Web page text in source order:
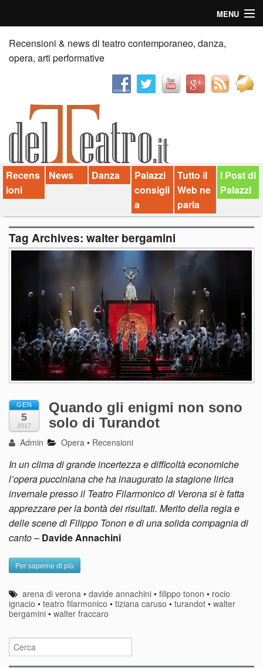
MENU
Home
Recensioni
News
Palazzi consiglia
Video
Chi siamo
Contatti
dT in English
Recensioni & news di teatro contemporaneo, danza,
opera, arti performative
Recens
ioni
News Danza
Palazzi
consigli
a
Tutto il
Web ne
parla
I Post di
Palazzi
Tag Archives: walter bergamini
GEN
5
2017
Quando gli enigmi non sono
solo di Turandot
Admin Opera • Recensioni
In un clima di grande incertezza e difficoltà economiche
l’opera pucciniana che ha inaugurato la stagione lirica
invernale presso il Teatro Filarmonico di Verona si è fatta
apprezzare per la bontà dei risultati. Merito della regia e
delle scene di Filippo Tonon e di una solida compagnia di
canto– Davide Annachini
Per saperne di più
arena di verona •davide annachini •filippo tonon • rocio
ignacio • teatro filarmonico • tiziana caruso • turandot • walter
bergamini • walter fraccaro